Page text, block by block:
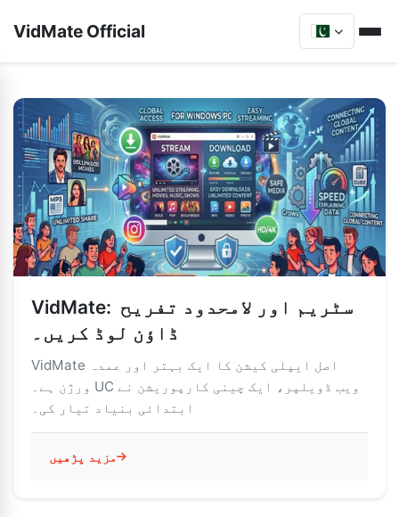
VidMate Official
VidMate: سٹریم اور لامحدود تفریح ​​
ڈاؤن لوڈ کریں۔
VidMate اصل ایپلی کیشن کا ایک بہتر اور عمدہ
ورژن ہے۔ UC ویب ڈویلپر، ایک چینی کارپوریشن نے
ابتدائی بنیاد تیار کی۔
مزید پڑھیں